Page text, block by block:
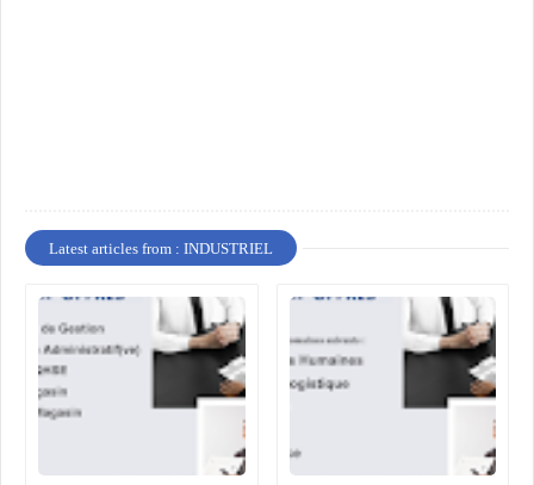
Latest articles from : INDUSTRIEL